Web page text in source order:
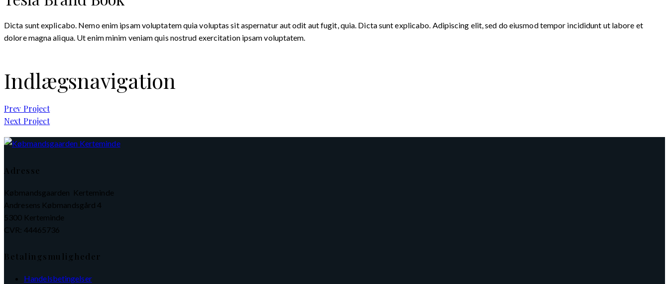
Dicta sunt explicabo. Nemo enim ipsam voluptatem quia voluptas sit aspernatur aut odit aut fugit, quia. Dicta sunt explicabo. Adipiscing elit, sed do eiusmod tempor incididunt ut labore et
dolore magna aliqua. Ut enim minim veniam quis nostrud exercitation ipsam voluptatem.
Indlægsnavigation
Prev Project
Next Project
Adresse
Købmandsgaarden Kerteminde
Andresens Købmandsgård 4
5300 Kerteminde
CVR: 44465736
Betalingsmuligheder
Handelsbetingelser